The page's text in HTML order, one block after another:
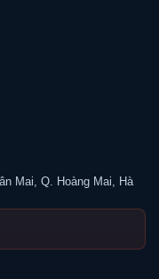
Mai, Q. Hoàng Mai, Hà